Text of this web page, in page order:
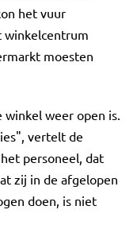
het vuur
winkelcentrum
moesten
winkel weer open is.
vertelt de
personeel, dat
zij in de afgelopen
doen, is niet